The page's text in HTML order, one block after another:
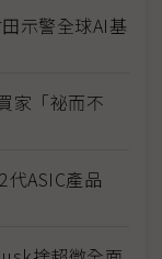
示警全球AI基
家「祕而不
ASIC產品